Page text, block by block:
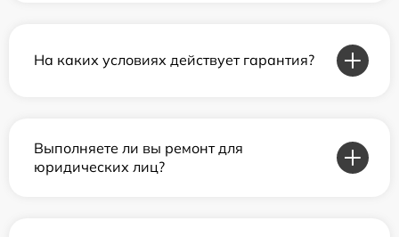
На каких условиях действует гарантия?
Выполняете ли вы ремонт для
юридических лиц?